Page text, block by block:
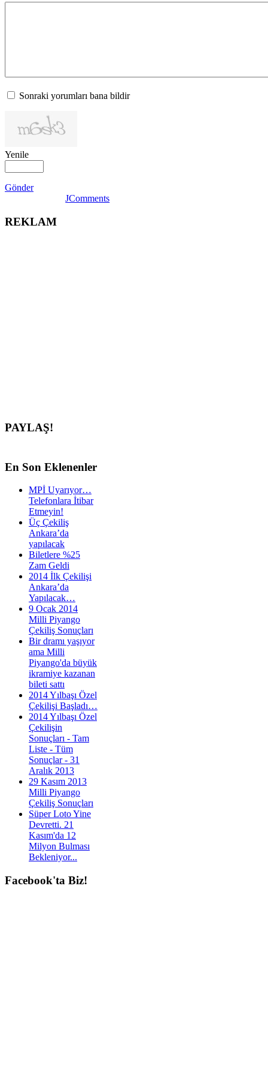
Sonraki yorumları bana bildir
Yenile
Gönder
JComments
REKLAM
PAYLAŞ!
En Son Eklenenler
MPİ Uyarıyor…
Telefonlara İtibar
Etmeyin!
Üç Çekiliş
Ankara’da
yapılacak
Biletlere %25
Zam Geldi
2014 İlk Çekilişi
Ankara’da
Yapılacak…
9 Ocak 2014
Milli Piyango
Çekiliş Sonuçları
Bir dramı yaşıyor
ama Milli
Piyango'da büyük
ikramiye kazanan
bileti sattı
2014 Yılbaşı Özel
Çekilişi Başladı…
2014 Yılbaşı Özel
Çekilişin
Sonuçları - Tam
Liste - Tüm
Sonuçlar - 31
Aralık 2013
29 Kasım 2013
Milli Piyango
Çekiliş Sonuçları
Süper Loto Yine
Devretti. 21
Kasım'da 12
Milyon Bulması
Bekleniyor...
Facebook'ta Biz!